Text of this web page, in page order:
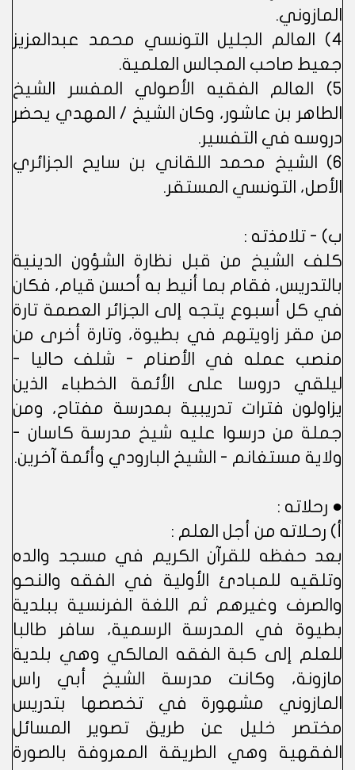
المازوني.
4) العالم الجليل التونسي محمد عبدالعزيز
جعيط صاحب المجالس العلمية.
5) العالم الفقيه الأصولي المفسر الشيخ
الطاهر بن عاشور، وكان الشيخ / المهدي يحضر
دروسه في التفسير.
6) الشيخ محمد اللقاني بن سايح الجزائري
الأصل، التونسي المستقر.
ب) - تلامذته :
كلف الشيخ من قبل نظارة الشؤون الدينية
بالتدريس، فقام بما أنيط به أحسن قيام، فكان
في كل أسبوع يتجه إلى الجزائر العصمة تارة
من مقر زاويتهم في بطيوة، وتارة أخرى من
منصب عمله في الأصنام - شلف حاليا -
ليلقي دروسا على الأئمة الخطباء الذين
يزاولون فترات تدريبية بمدرسة مفتاح، ومن
جملة من درسوا عليه شيخ مدرسة كاسان -
ولاية مستغانم - الشيخ البارودي وأئمة آخرين.
● رحلاته :
أ) رحـلاته من أجل العلم :
بعد حفظه للقرآن الكريم في مسجد والده
وتلقيه للمبادئ الأولية في الفقه والنحو
والصرف وغيرهم ثم اللغة الفرنسية ببلدية
بطيوة في المدرسة الرسمية، سافر طالبا
للعلم إلى كبة الفقه المالكي وهي بلدية
مازونة، وكانت مدرسة الشيخ أبي راس
المازوني مشهورة في تخصصها بتدريس
مختصر خليل عن طريق تصوير المسائل
الفقهية وهي الطريقة المعروفة بالصورة